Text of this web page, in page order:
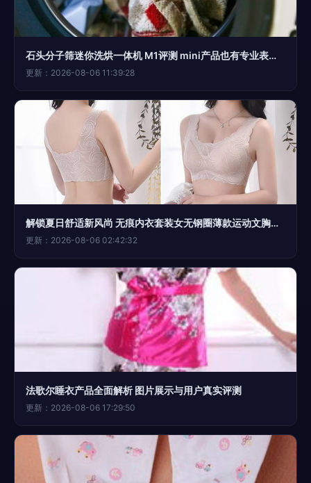
石头分子筛迷你洗烘一体机 M1评测 mini产品也有专业表现，从此告别手洗内衣
更新：2026-08-06 11:39:28
解锁夏日舒适新风尚 无痕内衣套装女无钢圈薄款运动文胸全面评测
更新：2026-08-06 02:42:32
法歌尔睡衣产品全面解析 图片展示与用户真实评测
更新：2026-08-06 17:29:50